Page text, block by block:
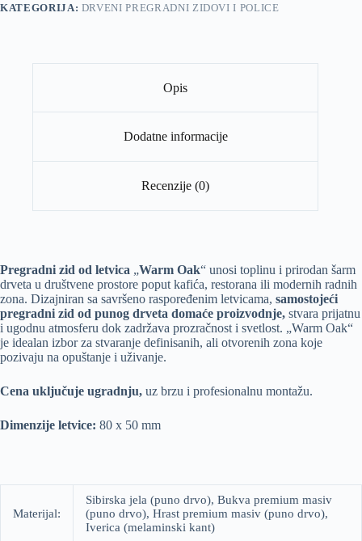
KATEGORIJA: DRVENI PREGRADNI ZIDOVI I POLICE
Opis
Dodatne informacije
Recenzije (0)
Pregradni zid od letvica „Warm Oak“ unosi toplinu i prirodan šarm
drveta u društvene prostore poput kafića, restorana ili modernih radnih
zona. Dizajniran sa savršeno raspoređenim letvicama, samostojeći
pregradni zid od punog drveta domaće proizvodnje, stvara prijatnu
i ugodnu atmosferu dok zadržava prozračnost i svetlost. „Warm Oak“
je idealan izbor za stvaranje definisanih, ali otvorenih zona koje
pozivaju na opuštanje i uživanje.
Cena uključuje ugradnju, uz brzu i profesionalnu montažu.
Dimenzije letvice: 80 x 50 mm
Materijal:
Sibirska jela (puno drvo), Bukva premium masiv
(puno drvo), Hrast premium masiv (puno drvo),
Iverica (melaminski kant)